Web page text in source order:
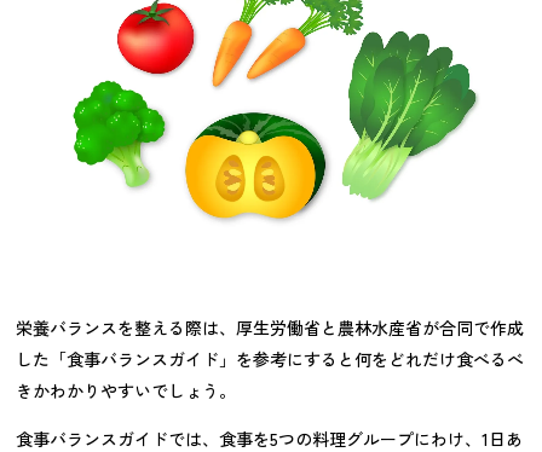
栄養バランスを整える際は、厚生労働省と農林水産省が合同で作成
した「食事バランスガイド」を参考にすると何をどれだけ食べるべ
きかわかりやすいでしょう。
食事バランスガイドでは、食事を5つの料理グループにわけ、1日あ